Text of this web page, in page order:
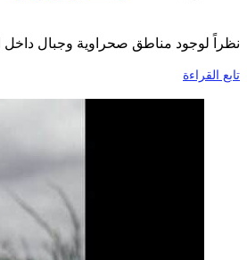
نظراً لوجود مناطق صحراوية وجبال داخل
تابع القراءة